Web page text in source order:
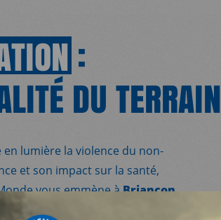
:
DU TERRAIN
lumière la violence du non-
et son impact sur la santé,
vous emmène àBriançon,